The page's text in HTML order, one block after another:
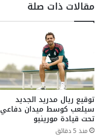
مقالات ذات صلة
توقيع ريال مدريد الجديد
سيلعب كوسط ميدان دفاعي
تحت قيادة مورينيو
منذ 5 دقائق